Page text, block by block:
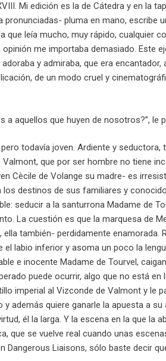
Mi edición es la de Cátedra y en la
pluma en mano, escribe
que leía mucho, muy rápido, cualquier
me importaba demasiado. Este
y admiraba, que era
de un modo cruel y
a aquellos que huyen de nosotros?”, le
todavía joven. Ardiente y
que por ser hombre no tiene
Cècile de Volange su madre- es
los destinos de sus familiares y
seducir a la santurrona Madame de
La cuestión es que la marquesa de
también- perdidamente
labio inferior y asoma un poco la
e inocente Madame de Tourvel,
puede ocurrir, algo que no está
imperial al Vizconde de Valmont y le
además quiere ganarle la apuesta a
él la larga. Y la escena en la que la
que se vuelve real cuando unas
Dangerous Liaisons, sólo baste decir